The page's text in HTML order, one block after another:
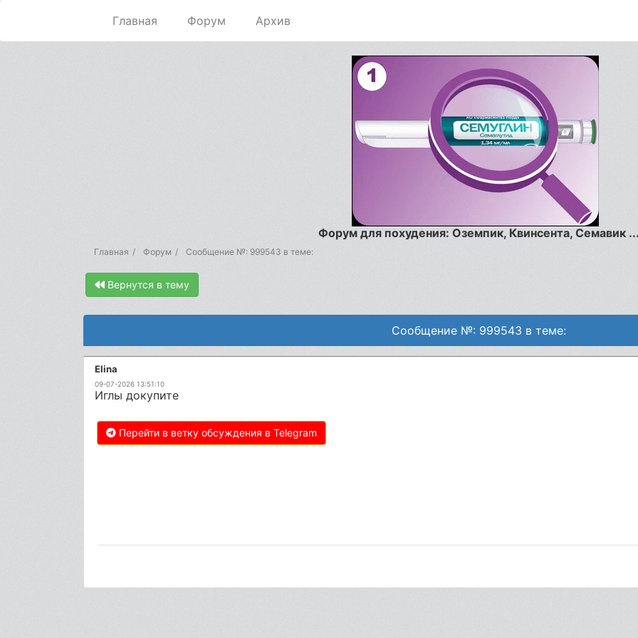
Главная Форум Архив
Форум для похудения: Оземпик, Квинсента, Семавик
Главная Форум Сообщение №: 999543 в теме:
Вернутся в тему
Сообщение №: 999543 в теме:
Elina
09-07-2026 13:51:10
Иглы докупите
Перейти в ветку обсуждения в Telegram